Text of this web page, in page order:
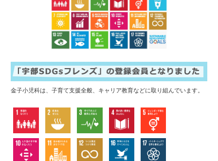
金子小児科は、子育て支援全般、キャリア教育などに取り組んでいます。